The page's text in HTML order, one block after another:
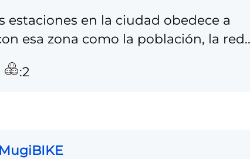
estaciones en la ciudad obedece a
esa zona como la población, la
:2